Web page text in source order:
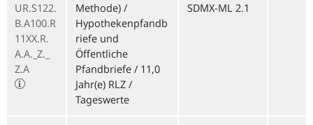
UR.S122.
B.A100.R
11XX.R.
A.A._Z._
Z.A
Methode) /
Hypothekenpfandb
riefe und
Öffentliche
Pfandbriefe / 11,0
Jahr(e) RLZ /
Tageswerte
SDMX-ML 2.1